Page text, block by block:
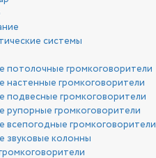
системы
потолочные громкоговорители
настенные громкоговорители
подвесные громкоговорители
рупорные громкоговорители
всепогодные громкоговорители
звуковые колонны